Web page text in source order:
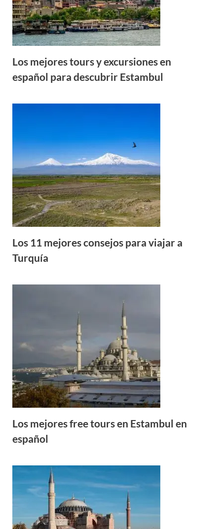
Los mejores tours y excursiones en
español para descubrir Estambul
Los 11 mejores consejos para viajar a
Turquía
Los mejores free tours en Estambul en
español